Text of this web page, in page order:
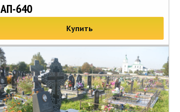
АП-640
Купить